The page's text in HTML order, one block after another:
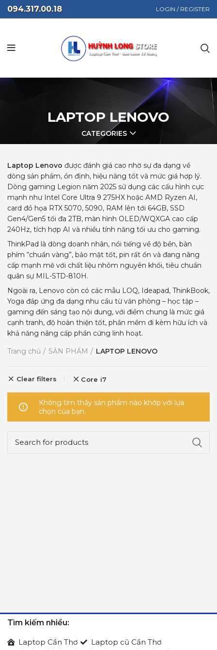
094.317.00.18 LOGIN / REGISTER
LAPTOP LENOVO
CATEGORIES
Laptop Lenovo được đánh giá cao nhờ sự đa dạng về
dòng sản phẩm, ổn định, hiệu năng tốt và mức giá hợp lý.
Dòng gaming Legion năm 2025 sử dụng các cấu hình cực
mạnh như Intel Core Ultra 9 275HX hoặc AMD Ryzen AI,
card đồ họa RTX 5070, 5090, RAM lên tới 64GB, SSD
Gen4/Gen5 tối đa 2TB, màn hình OLED/WQXGA cao cấp
240Hz, tích hợp AI và nhiều tính năng tối ưu cho gaming.​
ThinkPad là dòng doanh nhân, nổi tiếng về độ bền, bàn
phím “chuẩn vàng”, bảo mật tốt, pin rất ổn và đang nâng
cấp mạnh mẽ với chất liệu nhôm nguyên khối, tiêu chuẩn
quân sự MIL-STD-810H.
Ngoài ra, Lenovo còn có các mẫu LOQ, Ideapad, ThinkBook,
Yoga đáp ứng đa dạng nhu cầu từ văn phòng – học tập –
gaming đến sáng tạo nội dung, với điểm chung là mức giá
cạnh tranh, độ hoàn thiện tốt, phần mềm đi kèm hữu ích và
khả năng nâng cấp phần cứng linh hoạt.​
Trang chủ SẢN PHẨM LAPTOP LENOVO
Clear filters Core i7
Không tìm thấy sản phẩm nào khớp với lựa
chọn của bạn.
Tìm kiếm nhiều:
Laptop Cần Thơ
Laptop cũ Cần Thơ